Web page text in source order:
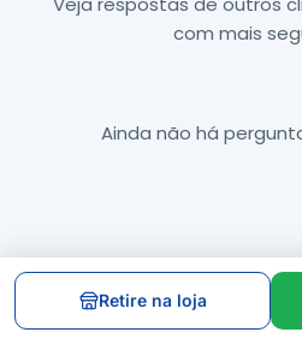
com mais
Ainda não há
Retire na loja